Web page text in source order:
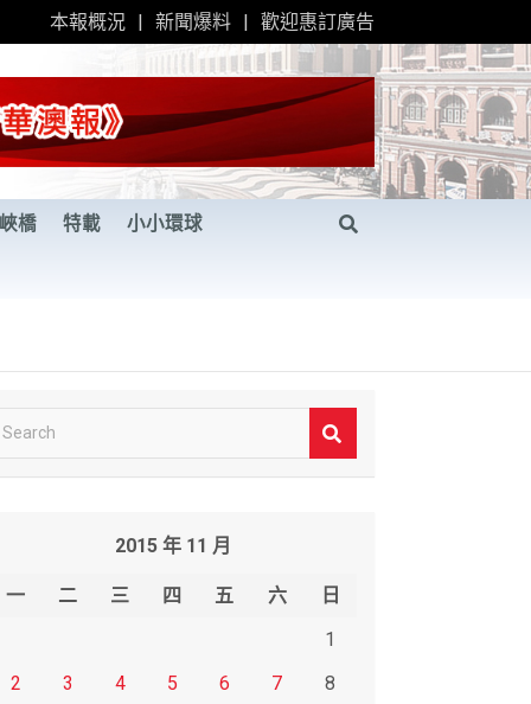
本報概況 新聞爆料 歡迎惠訂廣告
橋 特載 小小環球
2015 年 11 月
一 二 三 四 五 六
日
1
2
3 4 5 6 7
8